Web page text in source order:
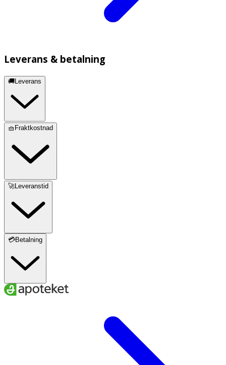
Leverans & betalning
🚚Leverans
🧺Fraktkostnad
🚀Leveranstid
💳Betalning